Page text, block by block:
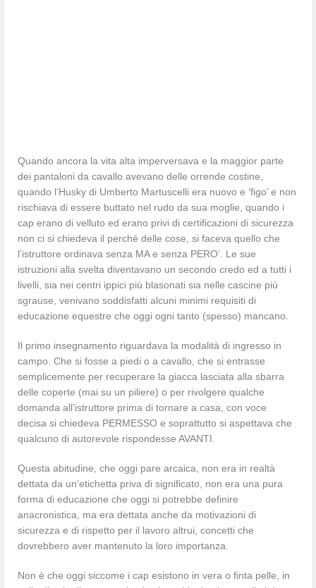
Quando ancora la vita alta imperversava e la maggior parte
dei pantaloni da cavallo avevano delle orrende costine,
quando l’Husky di Umberto Martuscelli era nuovo e ‘figo’ e non
rischiava di essere buttato nel rudo da sua moglie, quando i
cap erano di velluto ed erano privi di certificazioni di sicurezza
non ci si chiedeva il perché delle cose, si faceva quello che
l’istruttore ordinava senza MA e senza PERO’. Le sue
istruzioni alla svelta diventavano un secondo credo ed a tutti i
livelli, sia nei centri ippici più blasonati sia nelle cascine più
sgrause, venivano soddisfatti alcuni minimi requisiti di
educazione equestre che oggi ogni tanto (spesso) mancano.
Il primo insegnamento riguardava la modalità di ingresso in
campo. Che si fosse a piedi o a cavallo, che si entrasse
semplicemente per recuperare la giacca lasciata alla sbarra
delle coperte (mai su un piliere) o per rivolgere qualche
domanda all’istruttore prima di tornare a casa, con voce
decisa si chiedeva PERMESSO e soprattutto si aspettava che
qualcuno di autorevole rispondesse AVANTI.
Questa abitudine, che oggi pare arcaica, non era in realtà
dettata da un’etichetta priva di significato, non era una pura
forma di educazione che oggi si potrebbe definire
anacronistica, ma era dettata anche da motivazioni di
sicurezza e di rispetto per il lavoro altrui, concetti che
dovrebbero aver mantenuto la loro importanza.
Non è che oggi siccome i cap esistono in vera o finta pelle, in